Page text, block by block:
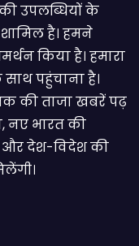
उपलब्धियों के
है। हमने
किया है। हमारा
पहुंचाना है।
की ताजा खबरें पढ़
नए भारत की
और देश-विदेश की